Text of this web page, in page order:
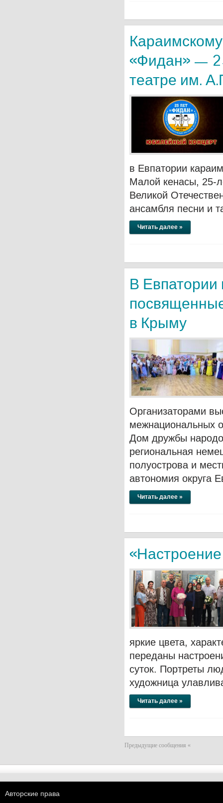
«Фидан» —
театре им.
в Евпатории
Малой кенасы, 25-
Великой
ансамбля песни и
Читать далее »
В
в Крыму
Организаторами
межнациональных
Дом дружбы
региональная
полуострова и
автономия округа
Читать далее »
яркие цвета,
переданы
суток. Портреты
художница
Читать далее »
Предыдущие сообщения «
Авторские права